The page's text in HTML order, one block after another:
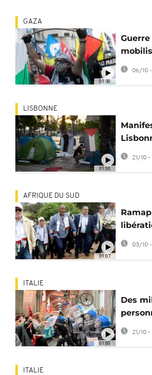
01:30
GAZA
après
la
06/10 -
01:00
LISBONNE
21/10 -
01:07
AFRIQUE DU SUD
03/10
01:00
ITALIE
Des
après
21/10 -
ITALIE